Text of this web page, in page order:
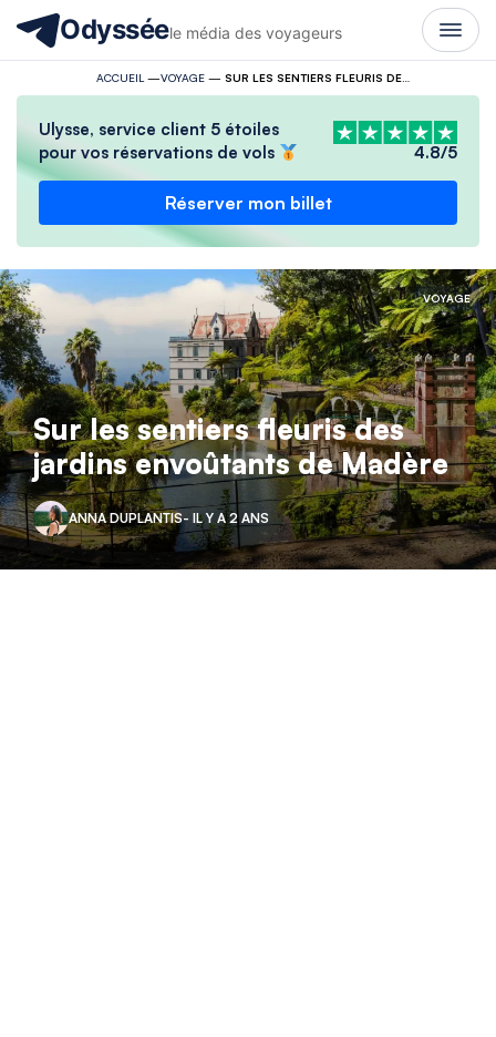
Odysséele média des voyageurs
ACCUEIL —VOYAGE— SUR LES SENTIERS FLEURIS DES JARDINS ENVOÛTANTS DE MADÈRE
Ulysse, service client 5 étoiles
pour vos réservations de vols
4.8/5
Réserver mon billet
VOYAGE
Sur les sentiers fleuris des
jardins envoûtants de Madère
ANNA DUPLANTIS- IL Y A 2 ANS